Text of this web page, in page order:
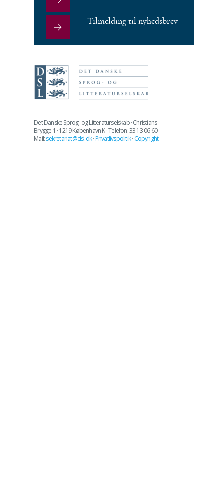
Tilmelding til nyhedsbrev
Det Danske Sprog- og Litteraturselskab · Christians
Brygge 1 · 1219 København K · Telefon: 33 13 06 60 ·
Mail:sekretariat@dsl.dk· Privatlivspolitik· Copyright